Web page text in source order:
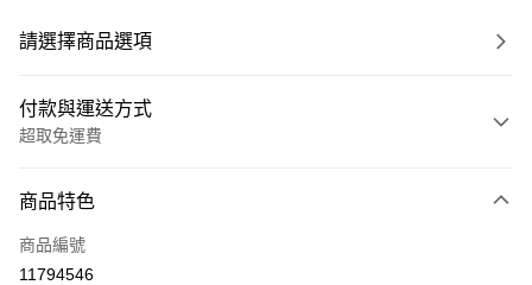
請選擇商品選項
付款與運送方式
超取免運費
信用卡一次付款
信用卡分期付款
商品特色
商品編號
11794546